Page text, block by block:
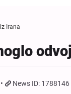
Irana
News ID: 1788146